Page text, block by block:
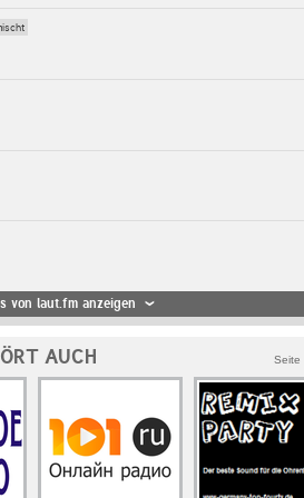
von laut.fm anzeigen
AUCH Seite